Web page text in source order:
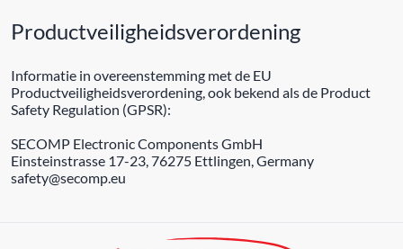
Productveiligheidsverordening
Informatie in overeenstemming met de EU
Productveiligheidsverordening, ook bekend als de Product
Safety Regulation (GPSR):
SECOMP Electronic Components GmbH
Einsteinstrasse 17-23, 76275 Ettlingen, Germany
safety@secomp.eu